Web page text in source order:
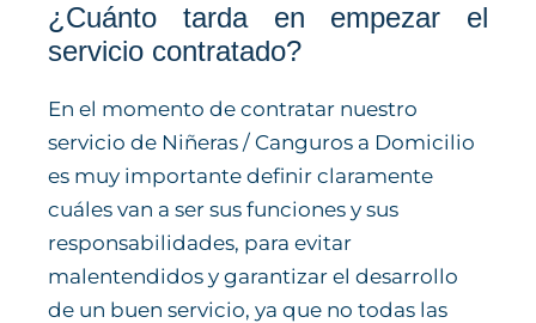
¿Cuánto tarda en empezar el
servicio contratado?
En el momento de contratar nuestro
servicio de Niñeras / Canguros a Domicilio
es muy importante definir claramente
cuáles van a ser sus funciones y sus
responsabilidades, para evitar
malentendidos y garantizar el desarrollo
de un buen servicio, ya que no todas las